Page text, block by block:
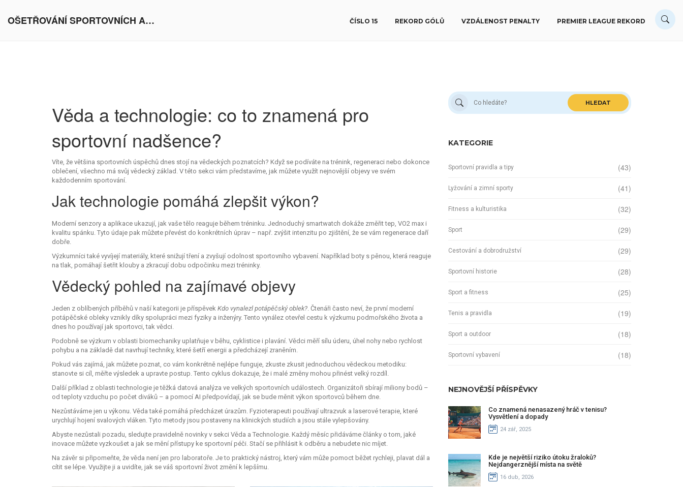
OŠETŘOVÁNÍ SPORTOVNÍCH AKTIVIT V EVROPĚ ČÍSLO 15 REKORD GÓLŮ VZDÁLENOST PENALTY PREMIER LEAGUE REKORD
Věda a technologie: co to znamená pro
sportovní nadšence?
Víte, že většina sportovních úspěchů dnes stojí na vědeckých poznatcích? Když se podíváte na trénink, regeneraci nebo dokonce
oblečení, všechno má svůj vědecký základ. V této sekci vám představíme, jak můžete využít nejnovější objevy ve svém
každodenním sportování.
Jak technologie pomáhá zlepšit výkon?
Moderní senzory a aplikace ukazují, jak vaše tělo reaguje během tréninku. Jednoduchý smartwatch dokáže změřit tep, VO2 max i
kvalitu spánku. Tyto údaje pak můžete převést do konkrétních úprav – např. zvýšit intenzitu po zjištění, že se vám regenerace daří
dobře.
Výzkumníci také vyvíjejí materiály, které snižují tření a zvyšují odolnost sportovního vybavení. Například boty s pěnou, která reaguje
na tlak, pomáhají šetřit klouby a zkracují dobu odpočinku mezi tréninky.
Vědecký pohled na zajímavé objevy
Jeden z oblíbených příběhů v naší kategorii je příspěvek Kdo vynalezl potápěčský oblek?. Čtenáři často neví, že první moderní
potápěčské obleky vznikly díky spolupráci mezi fyziky a inženýry. Tento vynález otevřel cestu k výzkumu podmořského života a
dnes ho používají jak sportovci, tak vědci.
Podobně se výzkum v oblasti biomechaniky uplatňuje v běhu, cyklistice i plavání. Vědci měří sílu úderu, úhel nohy nebo rychlost
pohybu a na základě dat navrhují techniky, které šetří energii a předcházejí zraněním.
Pokud vás zajímá, jak můžete poznat, co vám konkrétně nejlépe funguje, zkuste zkusit jednoduchou vědeckou metodiku:
stanovte si cíl, měřte výsledek a upravte postup. Tento cyklus dokazuje, že i malé změny mohou přinést velký rozdíl.
Další příklad z oblasti technologie je těžká datová analýza ve velkých sportovních událostech. Organizátoři sbírají miliony bodů –
od teploty vzduchu po počet diváků – a pomocí AI předpovídají, jak se bude měnit výkon sportovců během dne.
Nezůstáváme jen u výkonu. Věda také pomáhá předcházet úrazům. Fyzioterapeuti používají ultrazvuk a laserové terapie, které
urychlují hojení svalových vláken. Tyto metody jsou postaveny na klinických studiích a jsou stále vylepšovány.
Abyste nezůstali pozadu, sledujte pravidelně novinky v sekci Věda a Technologie. Každý měsíc přidáváme články o tom, jaké
inovace můžete vyzkoušet a jak se mění přístupy ke sportovní péči. Stačí se přihlásit k odběru a nebudete nic míjet.
Na závěr si připomeňte, že věda není jen pro laboratoře. Je to praktický nástroj, který vám může pomoct běžet rychleji, plavat dál a
cítit se lépe. Využijte ji a uvidíte, jak se váš sportovní život změní k lepšímu.
HLEDAT
KATEGORIE
Sportovní pravidla a tipy (43)
Lyžování a zimní sporty (41)
Fitness a kulturistika (32)
Sport (29)
Cestování a dobrodružství (29)
Sportovní historie (28)
Sport a fitness (25)
Tenis a pravidla (19)
Sport a outdoor (18)
Sportovní vybavení (18)
NEJNOVĚJŠÍ PŘÍSPĚVKY
Co znamená nenasazený hráč v tenisu?
Vysvětlení a dopady
24 zář, 2025
Kde je největší riziko útoku žraloků?
Nejdangerznější místa na světě
16 dub, 2026